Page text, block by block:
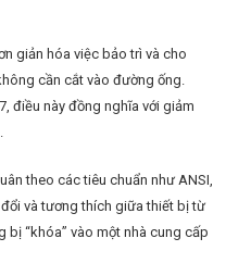
giản hóa việc bảo trì và cho
cần cắt vào đường ống.
điều này đồng nghĩa với giảm
theo các tiêu chuẩn như ANSI,
và tương thích giữa thiết bị từ
bị “khóa” vào một nhà cung cấp